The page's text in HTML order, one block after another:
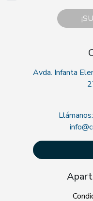
Avda. Infanta